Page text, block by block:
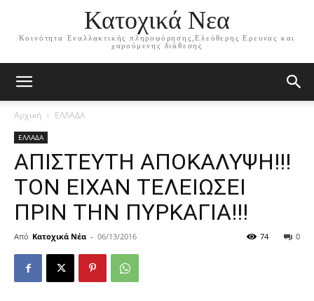
Κατοχικά Νεα
Κοινότητα Εναλλακτικής πληροφόρησης,Ελεύθερης Ερευνας και
χαρούμενης διάθεσης
Αρχική ΕΛΛΑΔΑ
ΕΛΛΑΔΑ
ΑΠΙΣΤΕΥΤΗ ΑΠΟΚΑΛΥΨΗ!!!
ΤΟΝ ΕΙΧΑΝ ΤΕΛΕΙΩΣΕΙ
ΠΡΙΝ ΤΗΝ ΠΥΡΚΑΓΙΑ!!!
Από Κατοχικά Νέα - 06/13/2016 0
74